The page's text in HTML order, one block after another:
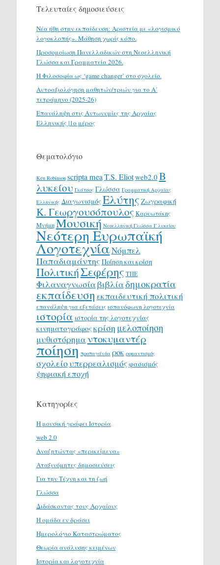
Τελευταίες δημοσιεύσεις
Νέα ήθη στην εκπαίδευση: Αριστεία με «λογισμικό
λογοκλοπής». Μάθηση χωρίς κόπο.
Προσομοίωση Πανελλαδικών στη Νεοελληνική
Γλώσσα και Γραμματεία 2026.
H Φιλοσοφία ως ‘game changer’ στο σχολείο.
Αυτοαξιολόγηση μαθητών/τριών για το Α΄
τετράμηνο (2025-26)
Επανάληψη στις Αντωνυμίες της Αρχαίας
Ελληνικής |1ο μέρος
Θεματολόγιο
Ken Robinson scripta meaT.S. Eliotweb2.0 Β
λυκείου Γκάτσος Γλώσσα Γραμματική Αρχαίας
Ελληνικής ΔιαγωνισμόςΕλύτης Ζωγραφική
Κ. Γεωργουσόπουλος Καρυωτάκης
ΜνήμηΜουσική Νεοελληνική Γλώσσα Γ λυκείου
Νεότερη Ευρωπαϊκή
ΛογοτεχνίαΝόμπελ
Παπαδιαμάντης Ποίηση και κρίση
ΠολιτικήΣεφέρης ΤΠΕ
Φιλαναγνωσίαβιβλίαδημοκρατία
εκπαίδευση εκπαιδευτική πολιτική
επανάληψη για εξετάσεις ισπανόφωνη λογοτεχνία
ιστορία ιστορία της λογοτεχνίας
κινηματογράφοςκρίση μελοποίηση
μυθιστόρημα ντοκυμαντέρ
ποίηση προπαγάνδα ροκ ρομαντισμός
σχολείουπερρεαλισμόςφασισμός
ψηφιακή εποχή
Κατηγορίες
H μουσική γράφει Ιστορία
web 2.0
Αναζητώντας «περικείμενα»
Αταξινόμητες δημοσιεύσεις
Για την Τέχνη και τη ζωή
Γλώσσα
Διδάσκοντας τους Αρχαίους
Η ομάδα εν δράσει
Ημερολόγιο Καταστρώματος
Θεωρία ανάλυσης κειμένων
Ιστορία και λογοτεχνία